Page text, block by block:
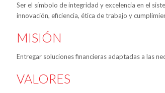
Ser el símbolo de integridad y excelencia en el
innovación, eficiencia, ética de trabajo y
MISIÓN
Entregar soluciones financieras adaptadas a las
VALORES